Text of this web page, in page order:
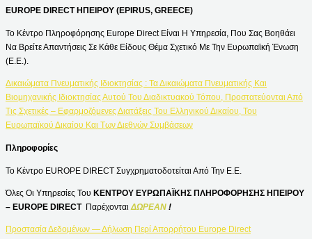
EUROPE DIRECT ΗΠΕΙΡΟΥ (EPIRUS, GREECE)
Το Κέντρο Πληροφόρησης Europe Direct Είναι Η Υπηρεσία, Που Σας Βοηθάει
Να Βρείτε Απαντήσεις Σε Κάθε Είδους Θέμα Σχετικό Με Την Ευρωπαϊκή Ένωση
(Ε.Ε.).
Δικαιώματα Πνευματικής Ιδιοκτησίας : Τα Δικαιώματα Πνευματικής Και
Βιομηχανικής Ιδιοκτησίας Αυτού Του Διαδικτυακού Τόπου, Προστατεύονται Από
Τις Σχετικές – Εφαρμοζόμενες Διατάξεις Του Ελληνικού Δικαίου, Του
Ευρωπαϊκού Δικαίου Και Των Διεθνών Συμβάσεων
Πληροφορίες
Το Κέντρο EUROPE DIRECT Συγχρηματοδοτείται Από Την Ε.Ε.
Όλες Οι Υπηρεσίες Του ΚΕΝΤΡΟΥ ΕΥΡΩΠΑΪΚΗΣ ΠΛΗΡΟΦΟΡΗΣΗΣ ΗΠΕΙΡΟΥ
– EUROPE DIRECT Παρέχονται ΔΩΡΕΑΝ !
Προστασία Δεδομένων — Δήλωση Περί Απορρήτου Europe Direct